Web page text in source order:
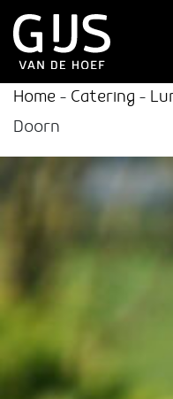
Home - Catering -
Doorn